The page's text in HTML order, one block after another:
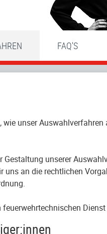
FAQ'S
unser
unserer
uns an die rechtlichen